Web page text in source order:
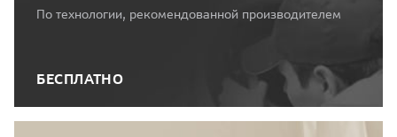
По технологии, рекомендованной производителем
БЕСПЛАТНО